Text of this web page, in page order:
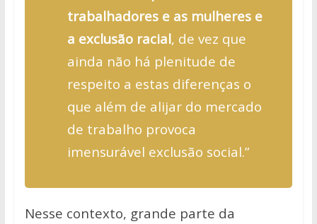
trabalhadores e as mulheres e
a exclusão racial, de vez que
ainda não há plenitude de
respeito a estas diferenças o
que além de alijar do mercado
de trabalho provoca
imensurável exclusão social.”
Nesse contexto, grande parte da